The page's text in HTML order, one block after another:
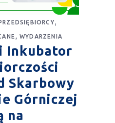
WYDARZENIA
Inkubator
Skarbowy
Górniczej
na